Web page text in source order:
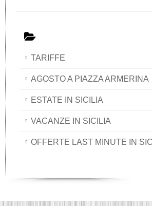
TARIFFE
AGOSTO A PIAZZA ARMERINA
ESTATE IN SICILIA
VACANZE IN SICILIA
OFFERTE LAST MINUTE IN